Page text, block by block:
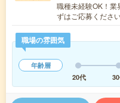
職種未経験OK！業
ずはご応募くださ
職場の雰囲気
年齢層
20代